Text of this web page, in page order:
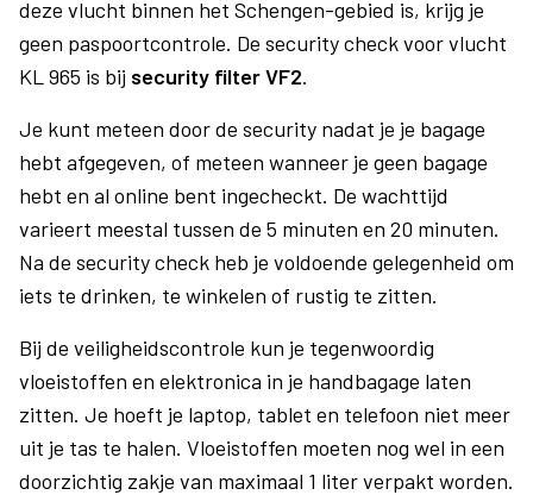
deze vlucht binnen het Schengen-gebied is, krijg je
geen paspoortcontrole. De security check voor vlucht
KL 965 is bij security filter VF2.
Je kunt meteen door de security nadat je je bagage
hebt afgegeven, of meteen wanneer je geen bagage
hebt en al online bent ingecheckt. De wachttijd
varieert meestal tussen de 5 minuten en 20 minuten.
Na de security check heb je voldoende gelegenheid om
iets te drinken, te winkelen of rustig te zitten.
Bij de veiligheidscontrole kun je tegenwoordig
vloeistoffen en elektronica in je handbagage laten
zitten. Je hoeft je laptop, tablet en telefoon niet meer
uit je tas te halen. Vloeistoffen moeten nog wel in een
doorzichtig zakje van maximaal 1 liter verpakt worden.